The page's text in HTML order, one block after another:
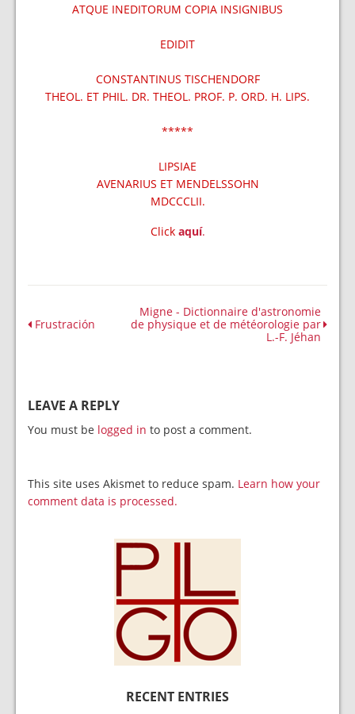
ATQUE INEDITORUM COPIA INSIGNIBUS
EDIDIT
CONSTANTINUS TISCHENDORF
THEOL. ET PHIL. DR. THEOL. PROF. P. ORD. H. LIPS.
*****
LIPSIAE
AVENARIUS ET MENDELSSOHN
MDCCCLII.
Click aquí.
Frustración
Migne - Dictionnaire d'astronomie
de physique et de météorologie par
L.-F. Jéhan
LEAVE A REPLY
You must be logged in to post a comment.
This site uses Akismet to reduce spam. Learn how your
comment data is processed.
RECENT ENTRIES